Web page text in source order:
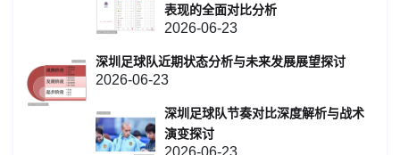
表现的全面对比分析
2026-06-23
深圳足球队近期状态分析与未来发展展望探讨
2026-06-23
深圳足球队节奏对比深度解析与战术
演变探讨
2026-06-23